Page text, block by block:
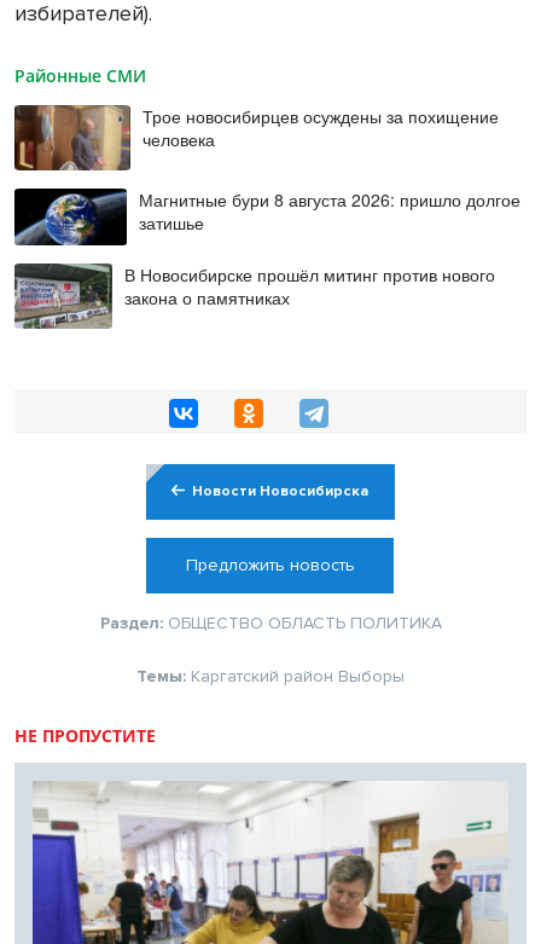
избирателей).
Районные СМИ
Трое новосибирцев осуждены за похищение
человека
Магнитные бури 8 августа 2026: пришло долгое
затишье
В Новосибирске прошёл митинг против нового
закона о памятниках
Новости Новосибирска
Предложить новость
Раздел: ОБЩЕСТВО ОБЛАСТЬ ПОЛИТИКА
Темы: Каргатский район Выборы
НЕ ПРОПУСТИТЕ